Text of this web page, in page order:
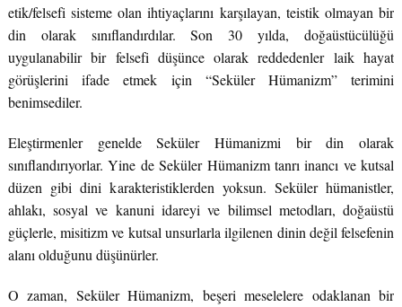
etik/felsefi sisteme olan ihtiyaçlarını karşılayan, teistik olmayan bir
din olarak sınıflandırdılar. Son 30 yılda, doğaüstücülüğü
uygulanabilir bir felsefi düşünce olarak reddedenler laik hayat
görüşlerini ifade etmek için “Seküler Hümanizm” terimini
benimsediler.
Eleştirmenler genelde Seküler Hümanizmi bir din olarak
sınıflandırıyorlar. Yine de Seküler Hümanizm tanrı inancı ve kutsal
düzen gibi dini karakteristiklerden yoksun. Seküler hümanistler,
ahlakı, sosyal ve kanuni idareyi ve bilimsel metodları, doğaüstü
güçlerle, misitizm ve kutsal unsurlarla ilgilenen dinin değil felsefenin
alanı olduğunu düşünürler.
O zaman, Seküler Hümanizm, beşeri meselelere odaklanan bir